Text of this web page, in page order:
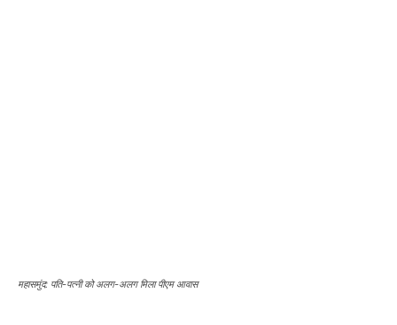
महासमुंद: पति-पत्नी को अलग-अलग मिला पीएम आवास